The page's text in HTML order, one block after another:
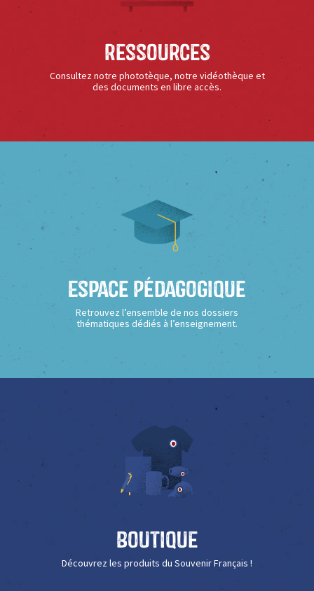
Ressources
Consultez notre phototèque, notre vidéothèque et
des documents en libre accès.
Espace Pédagogique
Retrouvez l’ensemble de nos dossiers
thématiques dédiés à l’enseignement.
Boutique
Découvrez les produits du Souvenir Français !